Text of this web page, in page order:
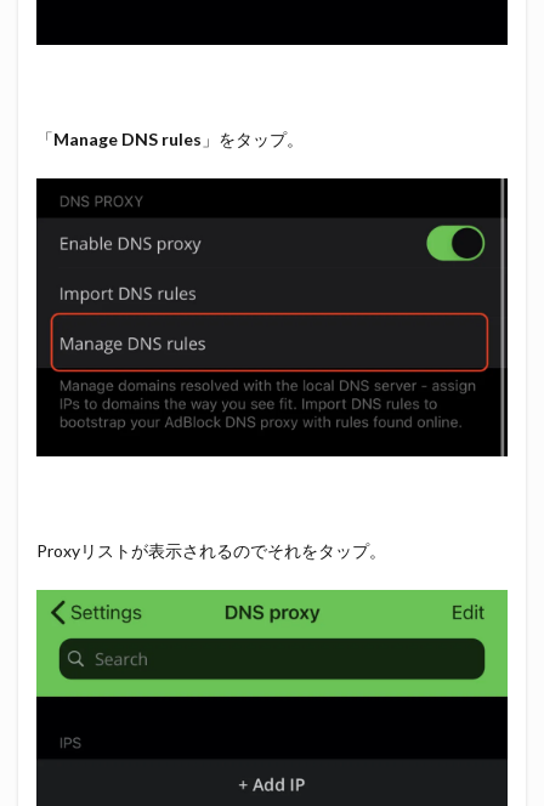
「Manage DNS rules 」をタップ。
Proxyリストが表示されるのでそれをタップ。